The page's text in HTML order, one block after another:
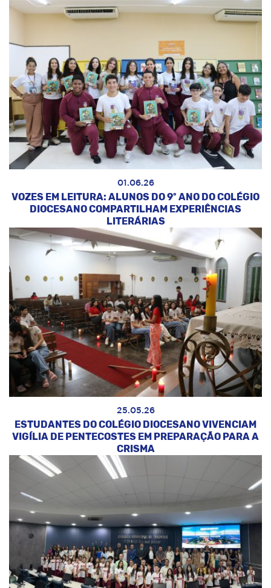
01.06.26
VOZES EM LEITURA: ALUNOS DO 9º ANO DO COLÉGIO
DIOCESANO COMPARTILHAM EXPERIÊNCIAS
LITERÁRIAS
25.05.26
ESTUDANTES DO COLÉGIO DIOCESANO VIVENCIAM
VIGÍLIA DE PENTECOSTES EM PREPARAÇÃO PARA A
CRISMA